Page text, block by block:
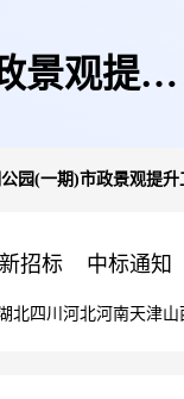
景观提升
园(一期)市政景观提升
招标 中标通知
北四川 河北河南天津山